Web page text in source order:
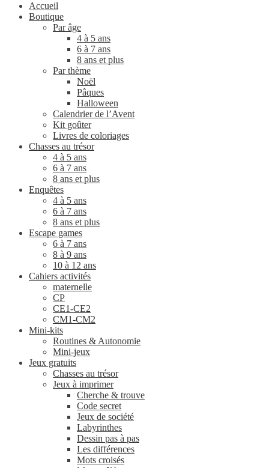
Accueil
Boutique
Par âge
4 à 5 ans
6 à 7 ans
8 ans et plus
Par thème
Noël
Pâques
Halloween
Calendrier de l’Avent
Kit goûter
Livres de coloriages
Chasses au trésor
4 à 5 ans
6 à 7 ans
8 ans et plus
Enquêtes
4 à 5 ans
6 à 7 ans
8 ans et plus
Escape games
6 à 7 ans
8 à 9 ans
10 à 12 ans
Cahiers activités
maternelle
CP
CE1-CE2
CM1-CM2
Mini-kits
Routines & Autonomie
Mini-jeux
Jeux gratuits
Chasses au trésor
Jeux à imprimer
Cherche & trouve
Code secret
Jeux de société
Labyrinthes
Dessin pas à pas
Les différences
Mots croisés